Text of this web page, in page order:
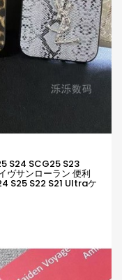
S24 SCG25 S23
ヴサンローラン 便利
S25 S22 S21 Ultraケ
ンドYsl イヴサンロー
付き個性潮